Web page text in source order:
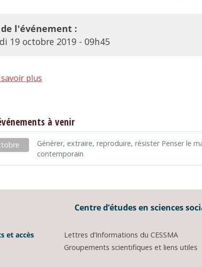
l'événement :
19 octobre 2019 - 09h45
plus
à venir
Générer, extraire, reproduire, résister Penser le
contemporain
Centre d’études en sciences
et accès
Lettres d’Informations du CESSMA
Groupements scientifiques et liens utiles